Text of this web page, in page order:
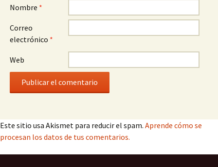
Nombre *
Correo
electrónico *
Web
Este sitio usa Akismet para reducir el spam. Aprende cómo se
procesan los datos de tus comentarios.